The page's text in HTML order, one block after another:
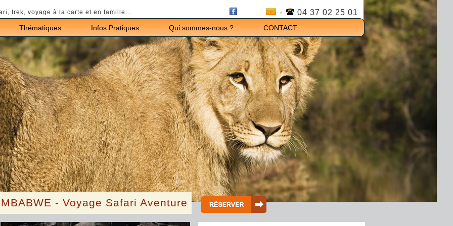
trek, voyage à la carte et en famille... - 04 37 02 25 01
Thématiques Infos Pratiques Qui sommes-nous ? CONTACT
- Voyage Safari Aventure